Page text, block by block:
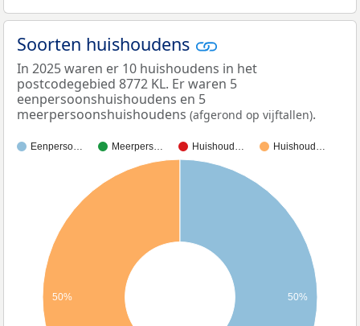
Soorten huishoudens
In 2025 waren er 10 huishoudens in het
postcodegebied 8772 KL. Er waren 5
eenpersoonshuishoudens en 5
meerpersoonshuishoudens (afgerond op vijftallen).
Eenperso… Meerpers… Huishoud… Huishoud…
50% 50%